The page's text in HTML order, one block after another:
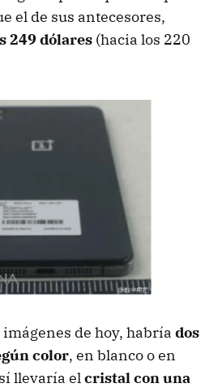
el de sus antecesores,
249 dólares (hacia los 220
de hoy, habría dos
color, en blanco o en
llevaría el cristal con una